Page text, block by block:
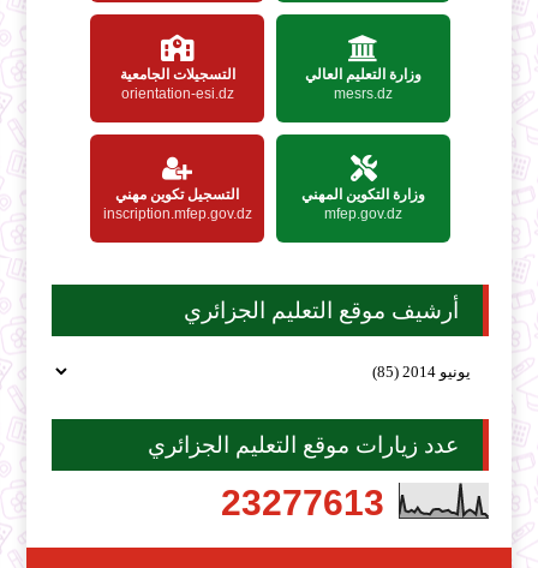
وزارة التعليم العالي
mesrs.dz
التسجيلات الجامعية
orientation-esi.dz
وزارة التكوين المهني
mfep.gov.dz
التسجيل تكوين مهني
inscription.mfep.gov.dz
أرشيف موقع التعليم الجزائري
عدد زيارات موقع التعليم الجزائري
23277613